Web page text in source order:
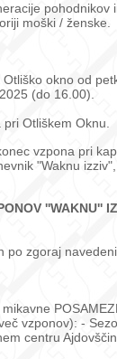
pohodnikov
moški / ženske.
okno od
(do 16.00).
Otliškem Oknu.
vzpona pri
"Waknu
''WAKNU''
po zgoraj
vzponov): -
centru